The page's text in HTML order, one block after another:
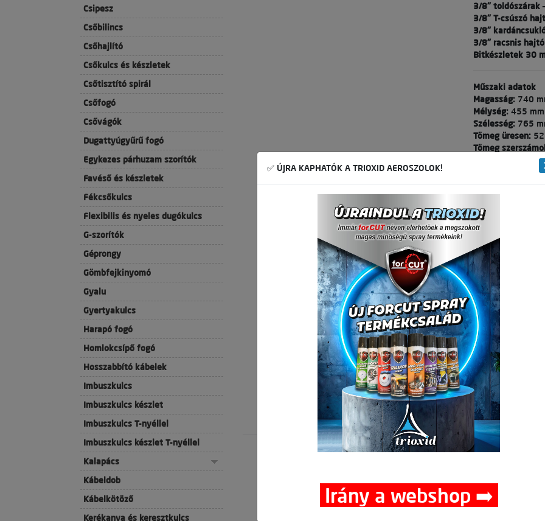
Csipesz
Csőbilincs
Csőhajlító
Csőkulcs és készletek
Csőtisztító spirál
Csőfogó
Csővágók
Dugattyúgyűrű fogó
Egykezes párhuzam szorítók
Favéső és készletek
Fékcsőkulcs
Flexibilis és nyeles dugókulcs
G-szorítók
Géprongy
Gömbfejkinyomó
Gyalu
Gyertyakulcs
Harapó fogó
Homlokcsípő fogó
Hosszabbító kábelek
Imbuszkulcs
Imbuszkulcs készlet
Imbuszkulcs T-nyéllel
Imbuszkulcs készlet T-nyéllel
Kalapács
Kábeldob
Kábelkötöző
Kerékanya és keresztkulcs
3/8" toldószárak
3/8" T-csúszó
3/8"
3/8" racsnis
Bitkészletek 30
Műszaki adatok
Magasság: 740
Mélység: 455 mm
Szélesség: 765
Tömeg üresen:
Tömeg
Max.
I. fiók (4 db):60
II. fiók (2 db):
Oldalszekrény
Méret:
530 ×
Tartópolc:
60 ×
Nettó ár:
Bruttó ár:
Vissza a
Mennyiség
-
🛒 🚚 🟢
Cikkszám:
✅ ÚJRA KAPHATÓK A TRIOXID AEROSZOLOK!
Irány a webshop ➡️